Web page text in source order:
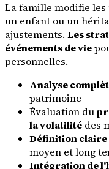
La famille modifie
un enfant ou un
ajustements. Les
événements de vie
personnelles.
Analyse
patrimoine
Évaluation du
la volatilité des
Définition
moyen et long
Intégration de